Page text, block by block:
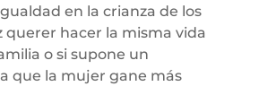
en la crianza de los
querer hacer la misma vida
o si supone un
que la mujer gane más